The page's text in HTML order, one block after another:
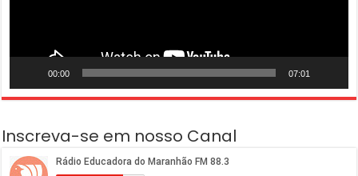
00:00 07:01
Inscreva-se em nosso Canal